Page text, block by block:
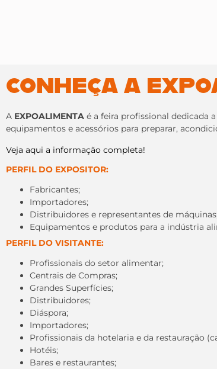
CONHEÇA A
A EXPOALIMENTA é a feira profissional dedicada
equipamentos e acessórios para preparar,
Veja aqui a informação completa!
PERFIL DO EXPOSITOR:
Fabricantes;
Importadores;
Distribuidores e representantes de
Equipamentos e produtos para a indústria
PERFIL DO VISITANTE:
Profissionais do setor alimentar;
Centrais de Compras;
Grandes Superfícies;
Distribuidores;
Diáspora;
Importadores;
Profissionais da hotelaria e da restauração
Hotéis;
Bares e restaurantes;